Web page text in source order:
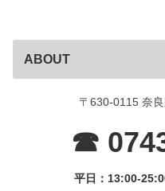
ABOUT
〒630-0115 奈
☎
平日：13:00-